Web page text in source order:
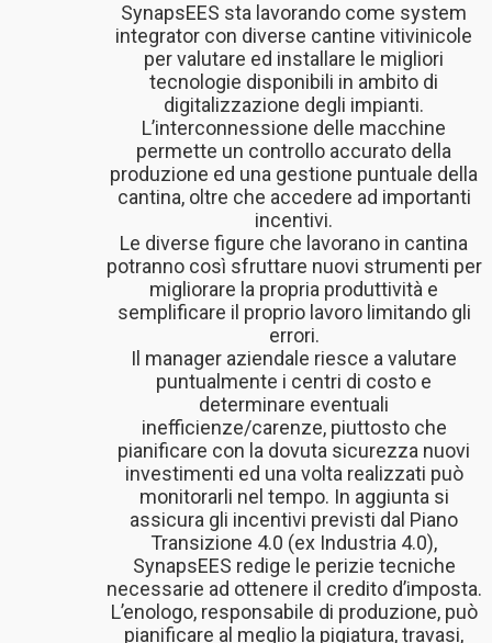
SynapsEES sta lavorando come system
integrator con diverse cantine vitivinicole
per valutare ed installare le migliori
tecnologie disponibili in ambito di
digitalizzazione degli impianti.
L’interconnessione delle macchine
permette un controllo accurato della
produzione ed una gestione puntuale della
cantina, oltre che accedere ad importanti
incentivi.
Le diverse figure che lavorano in cantina
potranno così sfruttare nuovi strumenti per
migliorare la propria produttività e
semplificare il proprio lavoro limitando gli
errori.
Il manager aziendale riesce a valutare
puntualmente i centri di costo e
determinare eventuali
inefficienze/carenze, piuttosto che
pianificare con la dovuta sicurezza nuovi
investimenti ed una volta realizzati può
monitorarli nel tempo. In aggiunta si
assicura gli incentivi previsti dal Piano
Transizione 4.0 (ex Industria 4.0),
SynapsEES redige le perizie tecniche
necessarie ad ottenere il credito d’imposta.
L’enologo, responsabile di produzione, può
pianificare al meglio la pigiatura, travasi,